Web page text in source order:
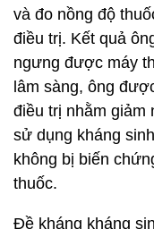
và đo nồng độ
điều trị. Kết quả
ngưng được máy
lâm sàng, ông
điều trị nhằm giảm
sử dụng kháng
không bị biến
thuốc.
Đề kháng kháng